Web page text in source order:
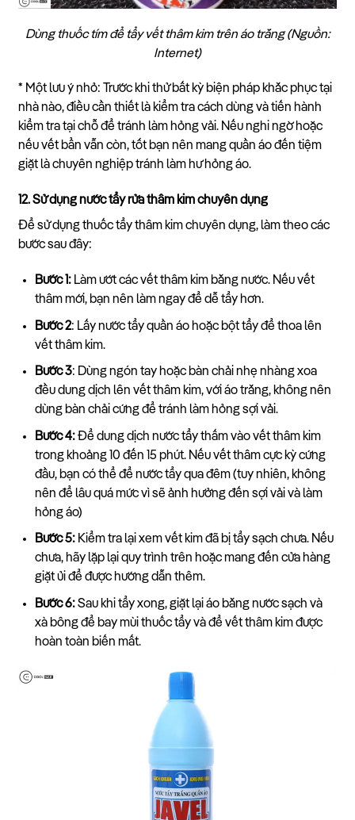
Dùng thuốc tím để tẩy vết thâm kim trên áo trắng(Nguồn:
Internet)
* Một lưu ý nhỏ: Trước khi thử bất kỳ biện pháp khắc phục tại
nhà nào, điều cần thiết là kiểm tra cách dùng và tiến hành
kiểm tra tại chỗ để tránh làm hỏng vải. Nếu nghi ngờ hoặc
nếu vết bẩn vẫn còn, tốt bạn nên mang quần áo đến tiệm
giặt là chuyên nghiệp tránh làm hư hỏng áo.
12. Sử dụng nước tẩy rửa thâm kim chuyên dụng
Để sử dụng thuốc tẩy thâm kim chuyên dụng, làm theo các
bước sau đây:
Bước 1:Làm ướt các vết thâm kim bằng nước. Nếu vết
thâm mới, bạn nên làm ngay để dễ tẩy hơn.
Bước 2: Lấy nước tẩy quần áo hoặc bột tẩy để thoa lên
vết thâm kim.
Bước 3: Dùng ngón tay hoặc bàn chải nhẹ nhàng xoa
đều dung dịch lên vết thâm kim, với áo trắng, không nên
dùng bàn chải cứng để tránh làm hỏng sợi vải.
Bước 4:Để dung dịch nước tẩy thấm vào vết thâm kim
trong khoảng 10 đến 15 phút. Nếu vết thâm cực kỳ cứng
đầu, bạn có thể để nước tẩy qua đêm (tuy nhiên, không
nên để lâu quá mức vì sẽ ảnh hưởng đến sợi vải và làm
hỏng áo)
Bước 5:Kiểm tra lại xem vết kim đã bị tẩy sạch chưa. Nếu
chưa, hãy lặp lại quy trình trên hoặc mang đến cửa hàng
giặt ủi để được hướng dẫn thêm.
Bước 6:Sau khi tẩy xong, giặt lại áo bằng nước sạch và
xà bông để bay mùi thuốc tẩy và để vết thâm kim được
hoàn toàn biến mất.